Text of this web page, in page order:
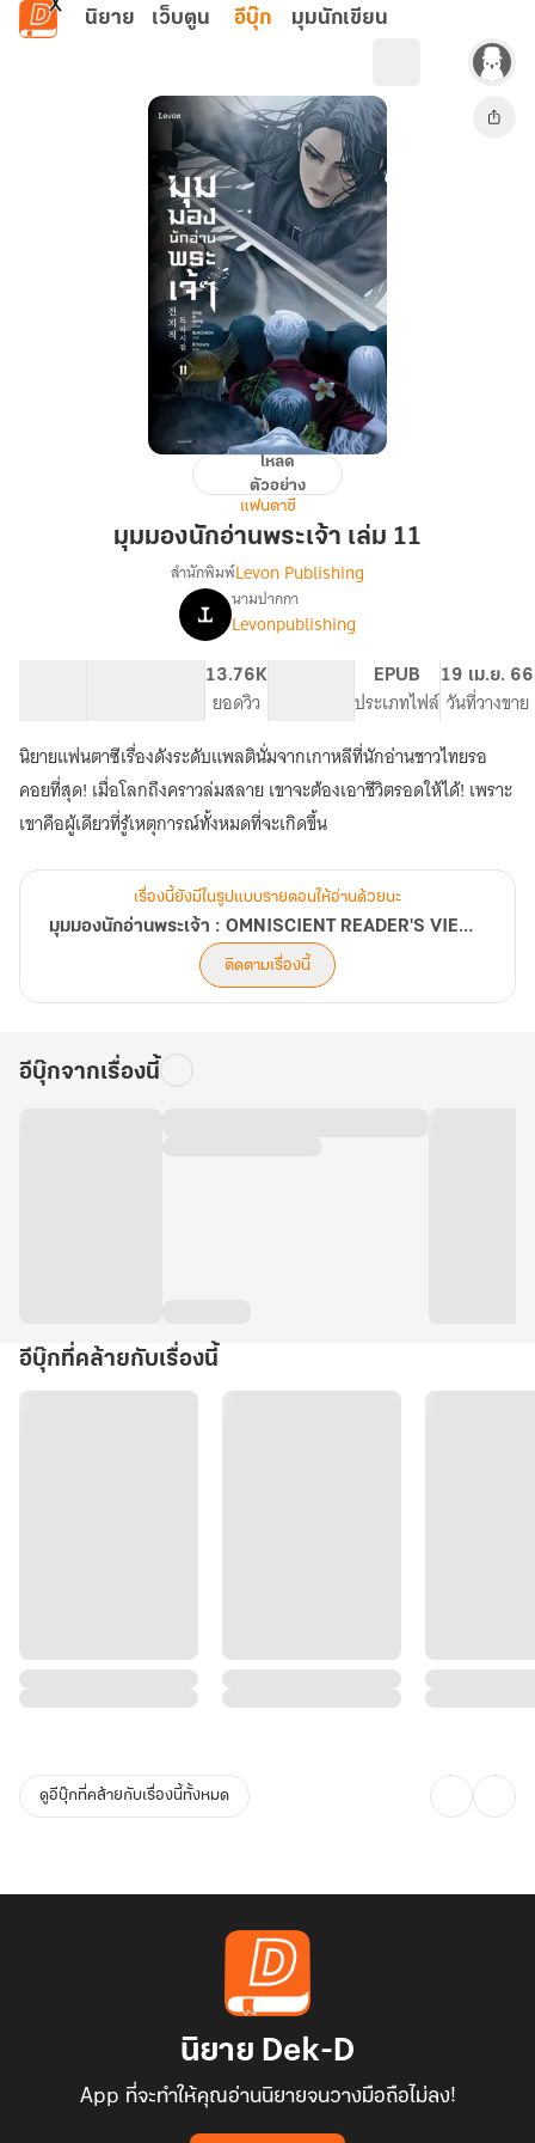
ข้ามไปยังเนื้อหาหลัก
นิยาย เว็บตูน อีบุ๊ก มุมนักเขียน
นัก
พระเจ้า
โหลด
ตัวอย่าง
แฟนตาซี
มุมมองนักอ่านพระเจ้า เล่ม 11
เรื่อง
มุม
มอง
นัก
พระเจ้า
:
OMNISCIENT
READER'S
VIEWPOINT
แปล]
สำนักพิมพ์Levon Publishing
นามปากกา
Levonpublishing
13.76K
ยอดวิว
EPUB
ประเภทไฟล์
19 เม.ย. 66
วันที่วางขาย
นิยายแฟนตาซีเรื่องดังระดับแพลตินั่มจากเกาหลีที่นักอ่านชาวไทยรอ
คอยที่สุด! เมื่อโลกถึงคราวล่มสลาย เขาจะต้องเอาชีวิตรอดให้ได้! เพราะ
เขาคือผู้เดียวที่รู้เหตุการณ์ทั้งหมดที่จะเกิดขึ้น
เรื่องนี้ยังมีในรูปแบบรายตอนให้อ่านด้วยนะ
มุมมองนักอ่านพระเจ้า : OMNISCIENT READER'S VIEWPOINT [นิยายแปล]
ติดตามเรื่องนี้
อีบุ๊กจากเรื่องนี้
อีบุ๊กที่คล้ายกับเรื่องนี้
ดูอีบุ๊กที่คล้ายกับเรื่องนี้ทั้งหมด
นิยาย Dek-D
App ที่จะทำให้คุณอ่านนิยายจนวางมือถือไม่ลง!